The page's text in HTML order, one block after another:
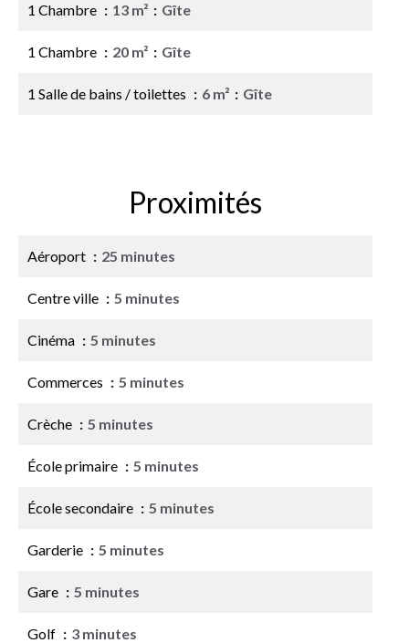
1 Chambre 13 m² Gîte
1 Chambre 20 m² Gîte
1 Salle de bains / toilettes 6 m² Gîte
Proximités
Aéroport 25 minutes
Centre ville 5 minutes
Cinéma 5 minutes
Commerces 5 minutes
Crèche 5 minutes
École primaire 5 minutes
École secondaire 5 minutes
Garderie 5 minutes
Gare 5 minutes
Golf 3 minutes